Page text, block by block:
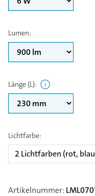
Lumen:
Länge (L):
Lichtfarbe:
2 Lichtfarben (rot,
Artikelnummer: